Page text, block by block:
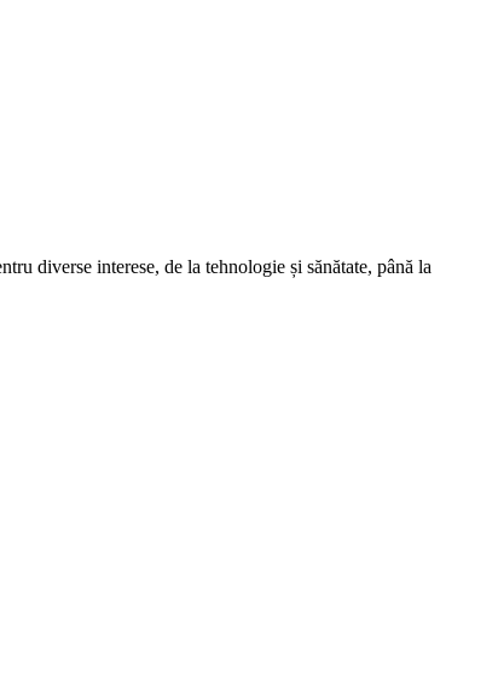
diverse interese, de la tehnologie și sănătate, până la